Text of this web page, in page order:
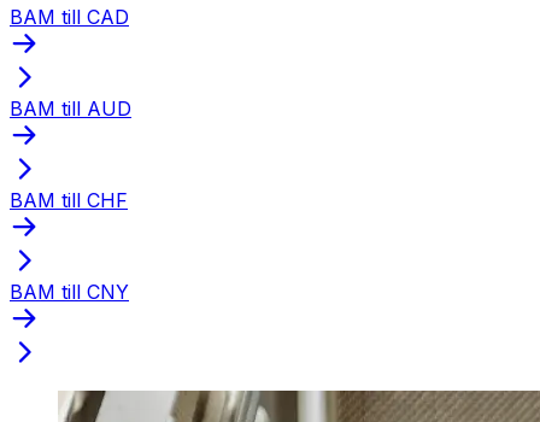
BAM till CAD
BAM till AUD
BAM till CHF
BAM till CNY